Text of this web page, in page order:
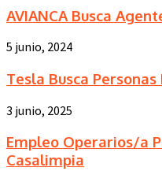
AVIANCA Busca
5 junio, 2024
Tesla Busca
3 junio, 2025
Empleo Operarios/a
Casalimpia